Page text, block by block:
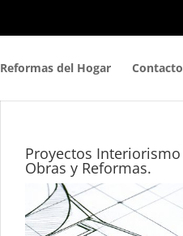
Reformas del Hogar Contacto
Proyectos Interiorismo
Obras y Reformas.